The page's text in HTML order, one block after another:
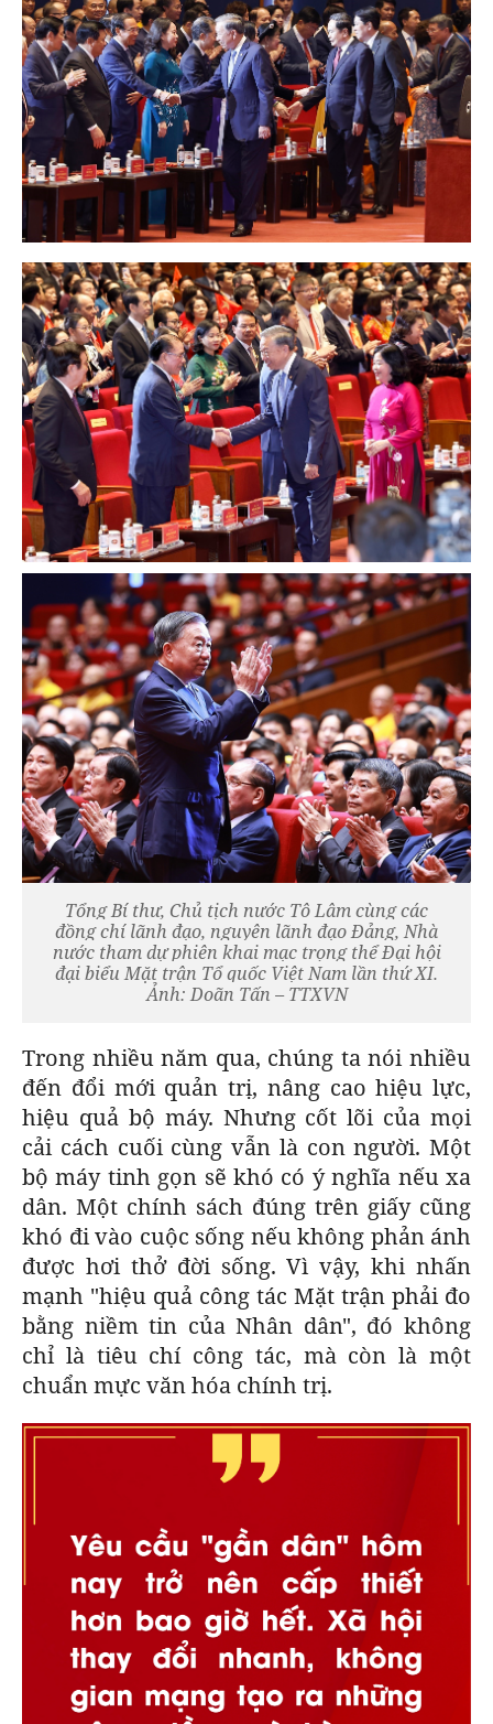
Tổng Bí thư, Chủ tịch nước Tô Lâm cùng các
đồng chí lãnh đạo, nguyên lãnh đạo Đảng, Nhà
nước tham dự phiên khai mạc trọng thể Đại hội
đại biểu Mặt trận Tổ quốc Việt Nam lần thứ XI.
Ảnh: Doãn Tấn – TTXVN
Trong nhiều năm qua, chúng ta nói nhiều
đến đổi mới quản trị, nâng cao hiệu lực,
hiệu quả bộ máy. Nhưng cốt lõi của mọi
cải cách cuối cùng vẫn là con người. Một
bộ máy tinh gọn sẽ khó có ý nghĩa nếu xa
dân. Một chính sách đúng trên giấy cũng
khó đi vào cuộc sống nếu không phản ánh
được hơi thở đời sống. Vì vậy, khi nhấn
mạnh "hiệu quả công tác Mặt trận phải đo
bằng niềm tin của Nhân dân", đó không
chỉ là tiêu chí công tác, mà còn là một
chuẩn mực văn hóa chính trị.